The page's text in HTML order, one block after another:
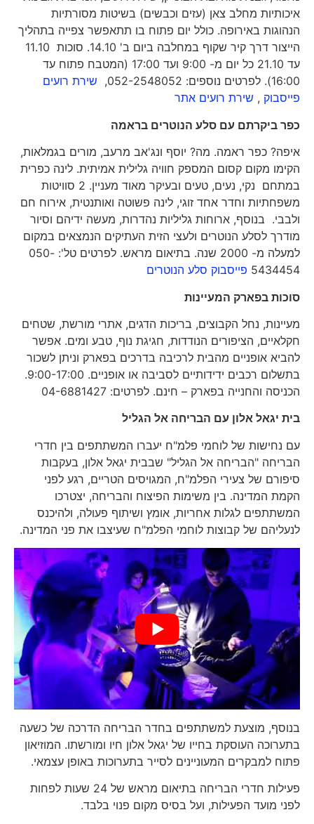
איכותיות מחלב צאן (עזים וכבשים) בשיטות מסורתיות
הנהוגות באירופה. כולל יום פתוח בו תתאפשר צפייה בתהליך
הייצור דרך קיר שקוף במחלבה ביום ב' 14.10. סוכות 11.10
עד 21.10 כל יום מ- 9:00 ועד 17:00 (המטבח פתוח עד
16:00). לפרטים נוספים: 052-2548052,
שירת רועים
פייסבוק,שירת רועים אתר
כפר ביקרתם עם סלע הנוטרים בראמה
איפה? כפר ראמה. מה? יוסף ונג'אב מרעב, מורים בגמלאות,
הקימו מקום קסום המספק חוויה גלילית אמיתית. לינה כפרית
במתחם נקי, נעים, טעים ובעיקר מאוד מעניין. 2 סוויטות
משפחתיות וחדר אחד זוגי, לינה פשוטה ואותנטית, אירוח חם
ולבבי. בנוסף, ארוחות גליליות נהדרות, מעשה ידיהם וסיור
מודרך לסלע הנוטרים ולעצי הזית העתיקים הנמצאים במקום
למעלה מ- 2000 שנה. בתיאום מראש. לפרטים טל': 050-
5434454 פייסבוק סלע הנוטרים
סוכות בפארק המעיינות
מעיינות, נחל הקבוצים, בריכות הדגים, אתרי מורשת, שטחים
חקלאיים, הציפורים הנודדות, חגיגת נוף, טבע ומים. אפשר
להביא אופניים מהבית לרכיבה בדרכים בפארק וניתן לשכור
בתשלום רכבים ידידותיים לסביבה או אופניים. 9:00-17:00.
הכניסה והחנייה בפארק – חינם. לפרטים: 04-6881427
בית יגאל אלון עם הבריחה אל הגליל
עם נחישות של לוחמי פלמ"ח יעברו המשתתפים בין חדרי
הבריחה "הבריחה אל הגליל" שבבית יגאל אלון, בעקבות
סיפורם של צעירי הפלמ"ח, המגויסים הטריים, רגע לפני
הקמת המדינה. בין משימות הפיצוח והבריחה, יצטרכו
המשתתפים לגלות אחריות, אומץ ושיתוף פעולה, ולהיכנס
לנעליהם של קבוצות לוחמי הפלמ"ח שעיצבו את פני המדינה.
בנוסף, מוצעת למשתתפים בחדר הבריחה הדרכה של כשעה
בתערוכה העוסקת בחייו של יגאל אלון חיו ומורשתו. המוזיאון
פתוח למבקרים המעוניינים לסייר בתערוכות באופן עצמאי.
פעילות חדרי הבריחה בתיאום מראש של 24 שעות לפחות
לפני מועד הפעילות, ועל בסיס מקום פנוי בלבד.